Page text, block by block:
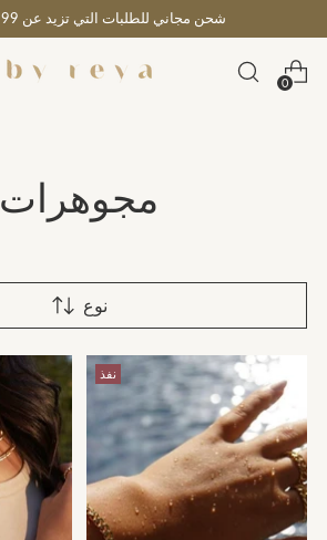
شحن مجاني للطلبات التي تزيد عن 99 دينار كويتي
0
مجوهرات
نوع
نفذ